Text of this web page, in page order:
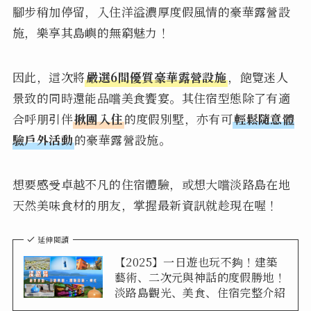
腳步稍加停留，入住洋溢濃厚度假風情的豪華露營設
施，樂享其島嶼的無窮魅力！
因此，這次將嚴選6間優質豪華露營設施，飽覽迷人
景致的同時還能品嚐美食饗宴。其住宿型態除了有適
合呼朋引伴揪團入住的度假別墅，亦有可輕鬆隨意體
驗戶外活動的豪華露營設施。
想要感受卓越不凡的住宿體驗，或想大嚐淡路島在地
天然美味食材的朋友，掌握最新資訊就趁現在喔！
延伸閱讀
【2025】一日遊也玩不夠！建築
藝術、二次元與神話的度假勝地！
淡路島觀光、美食、住宿完整介紹